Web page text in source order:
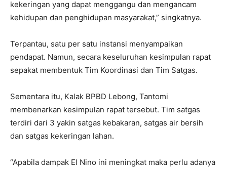
kekeringan yang dapat menggangu dan mengancam
kehidupan dan penghidupan masyarakat,” singkatnya.
Terpantau, satu per satu instansi menyampaikan
pendapat. Namun, secara keseluruhan kesimpulan rapat
sepakat membentuk Tim Koordinasi dan Tim Satgas.
Sementara itu, Kalak BPBD Lebong, Tantomi
membenarkan kesimpulan rapat tersebut. Tim satgas
terdiri dari 3 yakin satgas kebakaran, satgas air bersih
dan satgas kekeringan lahan.
“Apabila dampak El Nino ini meningkat maka perlu adanya